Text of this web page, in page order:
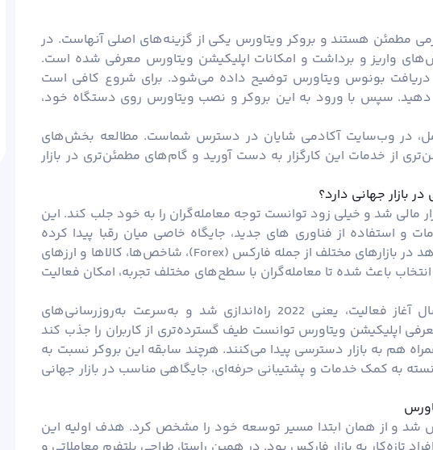
مطمئن هستند و بروکر ویتاورس یکی از گزینه‌های اصلی آنهاست. در
واریز و برداشت و امکانات اپلیکیشن ویتاورس معرفی شده است.
بونوس ویتاورس توضیح داده می‌شود. برای شروع کافی است
دهید. سپس با ورود به این بروکر و نصب ویتاورس روی دستگاه خود،
در وب‌سایتآکادمی شایان در دسترس شماست. مطالعه بخش‌های
از خدمات این کارگزار به دست آورید و گام‌های مطمئن‌تری در بازار
بازار جهانی دارد؟
در سال 2022 وارد بازار مالی شد و خیلی زود توانست توجه معامله‌گران را به خود جلب کند. این
و استفاده از فناوری ‌های جدید، جایگاه خاصی میان رقبا پیدا کرده
است. ویتاورس به کاربران اجازه می‌دهد در بازارهای مختلف از جمله فارکس (Forex)، شاخص‌ها، کالاها و ارزهای
باعث شده تا معامله‌گران با سطح‌های مختلف تجربه، امکان فعالیت
وب‌سایت رسمی بروکر در همان سال آغاز فعالیت، یعنی 2022 راه‌اندازی شد و به‌سرعت به‌روزرسانی‌های
اپلیکیشن ویتاورس توانست طیف گسترده‌تری از کاربران را جذب کند
هم به بازار دسترسی پیدا می‌کنند. هرچند سابقه این بروکر نسبت به
به کمک خدمات و پشتیبانی حرفه‌ای، جایگاهی مناسب در بازار جهانی
در سال 2022 تاسیس شد و از همان ابتدا مسیر توسعه خود را مشخص کرد. هدف اولیه این